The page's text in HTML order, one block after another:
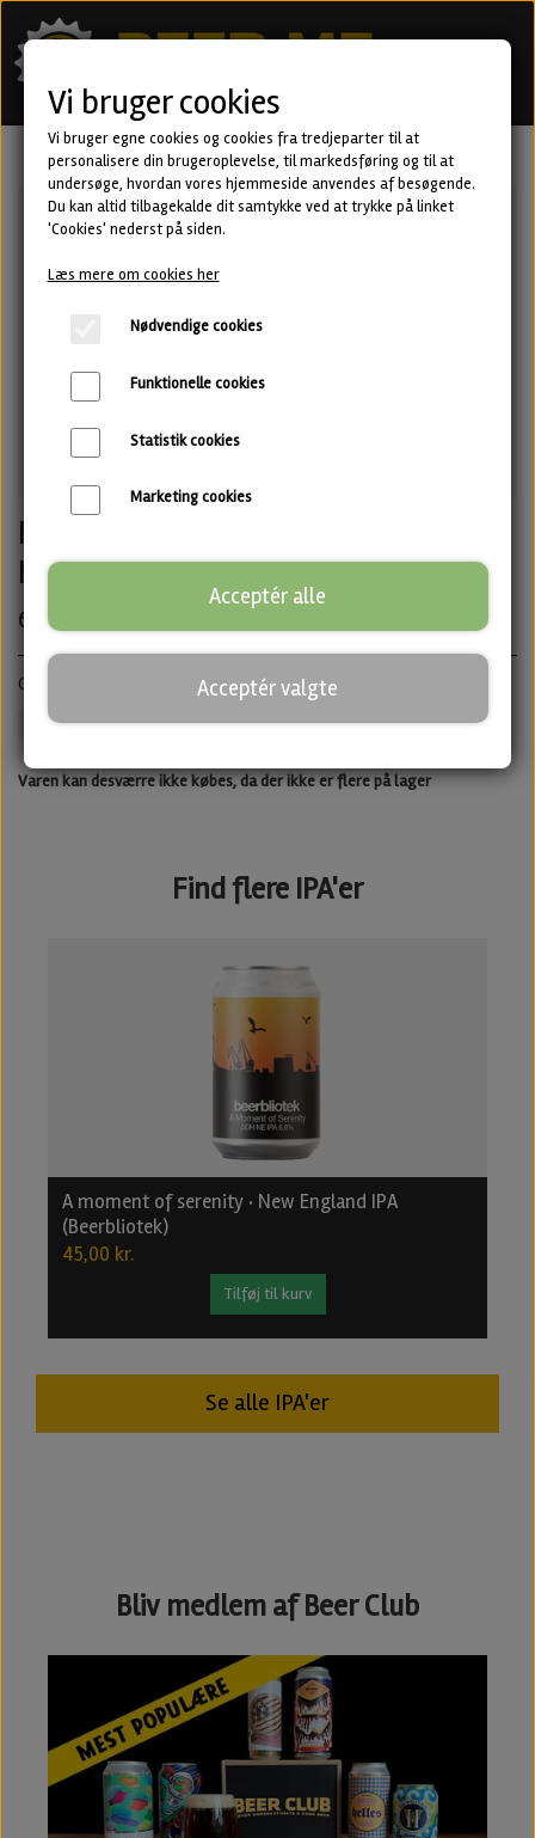
Retrouvailles - QDH Double IPA fra
Hopalaa
65,00 kr.
QDH Double IPA · ABV: 8,2% · Dåse: 44 cl.
Hopalaa IPA Untappd
Varen kan desværre ikke købes, da der ikke er flere på lager
Find flere IPA'er
A moment of serenity · New England IPA
(Beerbliotek)
45,00 kr.
Tilføj til kurv
Se alle IPA'er
Bliv medlem af Beer Club
Vi bruger cookies
Vi bruger egne cookies og cookies fra tredjeparter til at
personalisere din brugeroplevelse, til markedsføring og til at
undersøge, hvordan vores hjemmeside anvendes af besøgende.
Du kan altid tilbagekalde dit samtykke ved at trykke på linket
'Cookies' nederst på siden.
Læs mere om cookies her
Nødvendige cookies
Funktionelle cookies
Statistik cookies
Marketing cookies
Acceptér alle
Acceptér valgte